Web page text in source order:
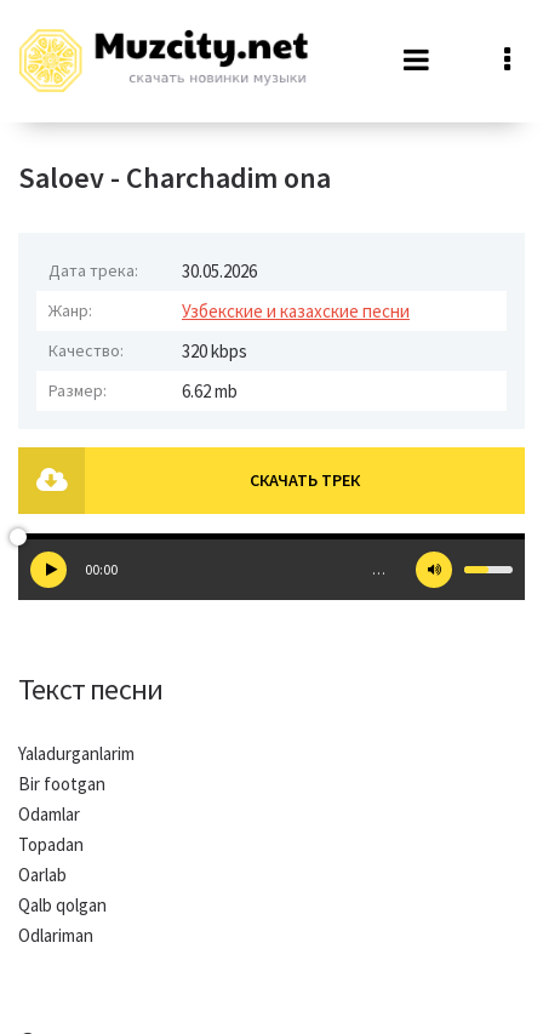
Saloev - Charchadim ona
Дата трека: 30.05.2026
Жанр: Узбекские и казахские песни
Качество: 320 kbps
Размер: 6.62 mb
СКАЧАТЬ ТРЕК
00:00 …
Текст песни
Yaladurganlarim
Bir footgan
Odamlar
Topadan
Oarlab
Qalb qolgan
Odlariman